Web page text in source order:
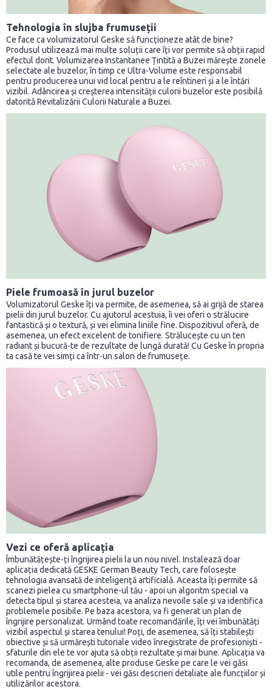
Tehnologia în slujba frumuseții
Ce face ca volumizatorul Geske să funcționeze atât de bine?
Produsul utilizează mai multe soluții care îți vor permite să obții rapid
efectul dorit. Volumizarea Instantanee Țintită a Buzei mărește zonele
selectate ale buzelor, în timp ce Ultra-Volume este responsabil
pentru producerea unui vid local pentru a le reîntineri și a le întări
vizibil. Adâncirea și creșterea intensității culorii buzelor este posibilă
datorită Revitalizării Culorii Naturale a Buzei.
Piele frumoasă în jurul buzelor
Volumizatorul Geske îți va permite, de asemenea, să ai grijă de starea
pielii din jurul buzelor. Cu ajutorul acestuia, îi vei oferi o strălucire
fantastică și o textură, și vei elimina liniile fine. Dispozitivul oferă, de
asemenea, un efect excelent de tonifiere. Strălucește cu un ten
radiant și bucură-te de rezultate de lungă durată! Cu Geske în propria
ta casă te vei simți ca într-un salon de frumusețe.
Vezi ce oferă aplicația
Îmbunătățește-ți îngrijirea pielii la un nou nivel. Instalează doar
aplicația dedicată GESKE German Beauty Tech, care folosește
tehnologia avansată de inteligență artificială. Aceasta îți permite să
scanezi pielea cu smartphone-ul tău - apoi un algoritm special va
detecta tipul și starea acesteia, va analiza nevoile sale și va identifica
problemele posibile. Pe baza acestora, va fi generat un plan de
îngrijire personalizat. Urmând toate recomandările, îți vei îmbunătăți
vizibil aspectul și starea tenului! Poți, de asemenea, să îți stabilești
obiective și să urmărești tutoriale video înregistrate de profesioniști -
sfaturile din ele te vor ajuta să obții rezultate și mai bune. Aplicația va
recomanda, de asemenea, alte produse Geske pe care le vei găsi
utile pentru îngrijirea pielii - vei găsi descrieri detaliate ale funcțiilor și
utilizărilor acestora.